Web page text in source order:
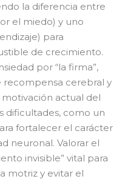
la diferencia entre
el miedo) y uno
para
de crecimiento.
por “la firma”,
cerebral y
actual del
dificultades, como un
fortalecer el carácter
neuronal. Valorar el
invisible” vital para
motriz y evitar el